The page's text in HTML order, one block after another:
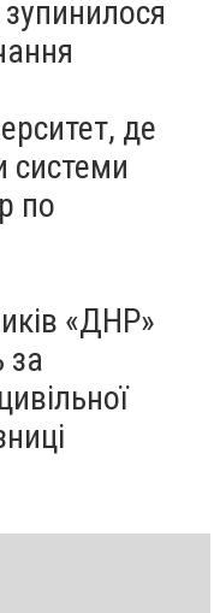
де
системи
по
«ДНР»
за